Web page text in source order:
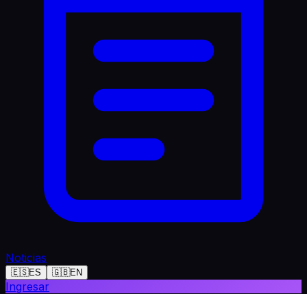
Noticias
🇪🇸ES 🇬🇧EN
Ingresar